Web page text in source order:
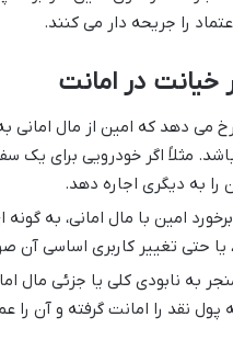
را جریحه دار می کنند.
خیانت در امانت
رخ می دهد که امین از مال امانی
مثلاً اگر خودرویی برای یک
را به دیگری اجاره دهد.
امین با مال امانی، به
حتی تغییر کاربری اساسی آن
به نابودی کلی یا جزئی مال
پول نقد را امانت گرفته و آن را